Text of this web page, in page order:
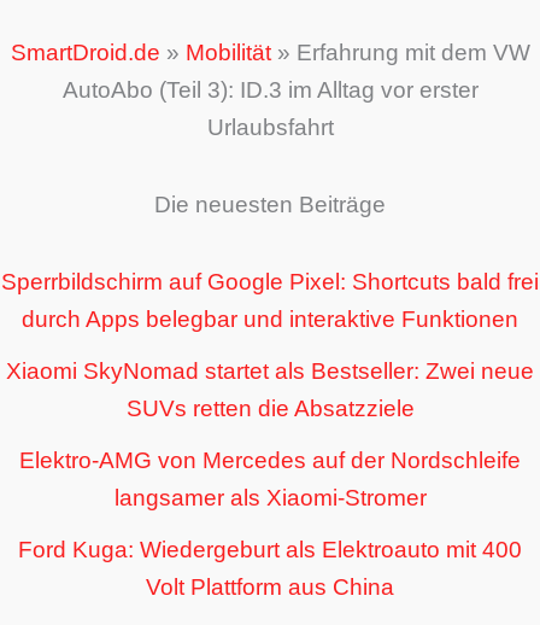
SmartDroid.de » Mobilität» Erfahrung mit dem VW
AutoAbo (Teil 3): ID.3 im Alltag vor erster
Urlaubsfahrt
Die neuesten Beiträge
Sperrbildschirm auf Google Pixel: Shortcuts bald frei
durch Apps belegbar und interaktive Funktionen
Xiaomi SkyNomad startet als Bestseller: Zwei neue
SUVs retten die Absatzziele
Elektro-AMG von Mercedes auf der Nordschleife
langsamer als Xiaomi-Stromer
Ford Kuga: Wiedergeburt als Elektroauto mit 400
Volt Plattform aus China